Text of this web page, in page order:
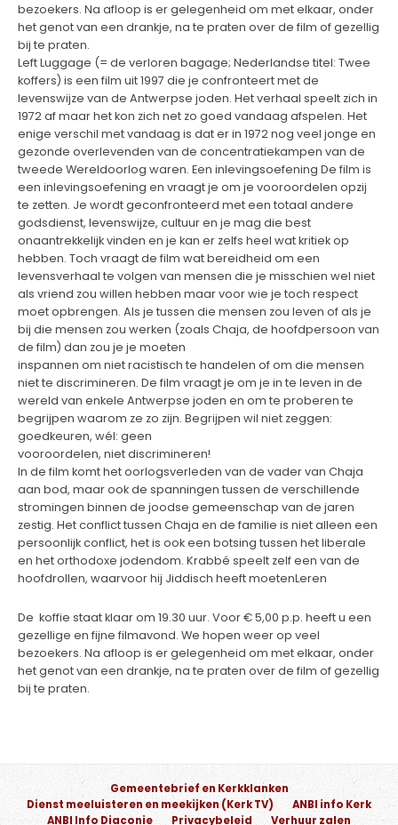
bezoekers. Na afloop is er gelegenheid om met elkaar, onder
het genot van een drankje, na te praten over de film of gezellig
bij te praten.
Left Luggage (= de verloren bagage; Nederlandse titel: Twee
koffers) is een film uit 1997 die je confronteert met de
levenswijze van de Antwerpse joden. Het verhaal speelt zich in
1972 af maar het kon zich net zo goed vandaag afspelen. Het
enige verschil met vandaag is dat er in 1972 nog veel jonge en
gezonde overlevenden van de concentratiekampen van de
tweede Wereldoorlog waren. Een inlevingsoefening De film is
een inlevingsoefening en vraagt je om je vooroordelen opzij
te zetten. Je wordt geconfronteerd met een totaal andere
godsdienst, levenswijze, cultuur en je mag die best
onaantrekkelijk vinden en je kan er zelfs heel wat kritiek op
hebben. Toch vraagt de film wat bereidheid om een
levensverhaal te volgen van mensen die je misschien wel niet
als vriend zou willen hebben maar voor wie je toch respect
moet opbrengen. Als je tussen die mensen zou leven of als je
bij die mensen zou werken (zoals Chaja, de hoofdpersoon van
de film) dan zou je je moeten
inspannen om niet racistisch te handelen of om die mensen
niet te discrimineren. De film vraagt je om je in te leven in de
wereld van enkele Antwerpse joden en om te proberen te
begrijpen waarom ze zo zijn. Begrijpen wil niet zeggen:
goedkeuren, wél: geen
vooroordelen, niet discrimineren!
In de film komt het oorlogsverleden van de vader van Chaja
aan bod, maar ook de spanningen tussen de verschillende
stromingen binnen de joodse gemeenschap van de jaren
zestig. Het conflict tussen Chaja en de familie is niet alleen een
persoonlijk conflict, het is ook een botsing tussen het liberale
en het orthodoxe jodendom. Krabbé speelt zelf een van de
hoofdrollen, waarvoor hij Jiddisch heeft moetenLeren
De koffie staat klaar om 19.30 uur. Voor € 5,00 p.p. heeft u een
gezellige en fijne filmavond. We hopen weer op veel
bezoekers. Na afloop is er gelegenheid om met elkaar, onder
het genot van een drankje, na te praten over de film of gezellig
bij te praten.
Gemeentebrief en Kerkklanken
Dienst meeluisteren en meekijken (Kerk TV)
ANBI info Kerk
ANBI Info Diaconie
Privacybeleid Verhuur zalen